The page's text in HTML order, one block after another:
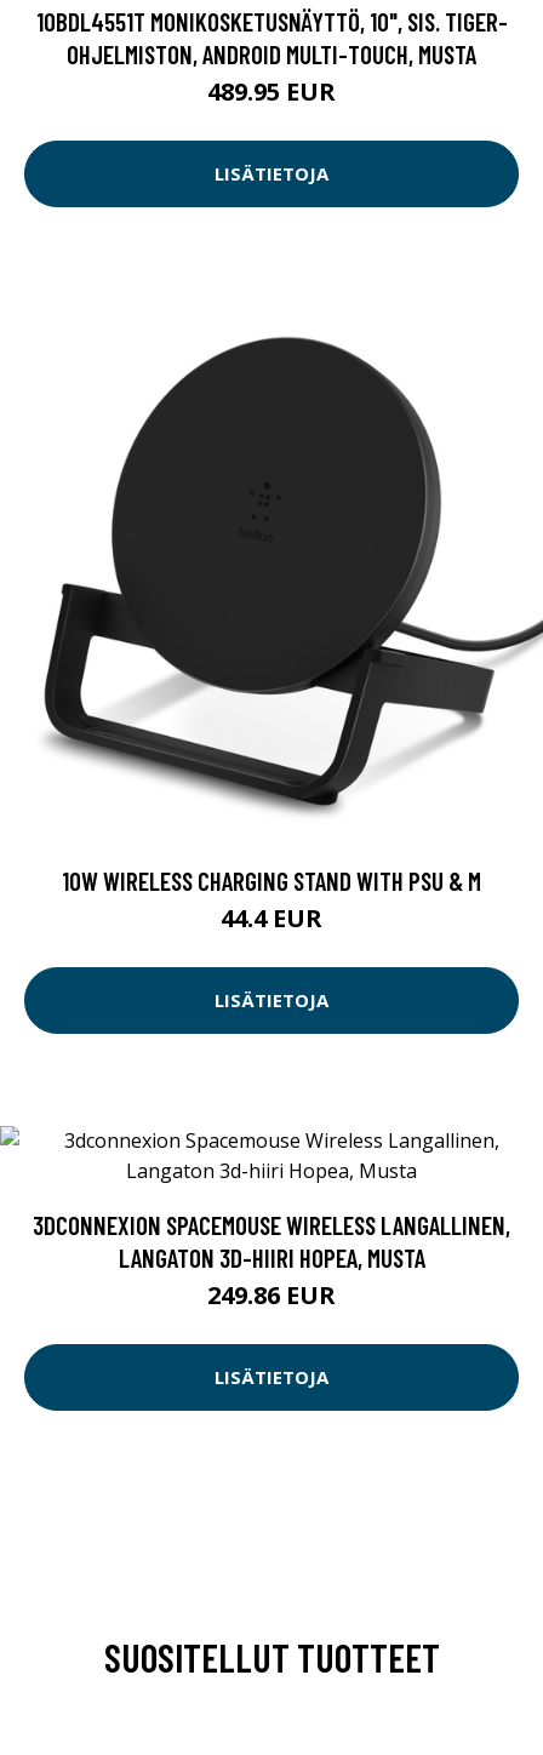
10BDL4551T MONIKOSKETUSNÄYTTÖ, 10", SIS. TIGER-
OHJELMISTON, ANDROID MULTI-TOUCH, MUSTA
489.95 EUR
LISÄTIETOJA
10W WIRELESS CHARGING STAND WITH PSU & M
44.4 EUR
LISÄTIETOJA
3DCONNEXION SPACEMOUSE WIRELESS LANGALLINEN,
LANGATON 3D-HIIRI HOPEA, MUSTA
249.86 EUR
LISÄTIETOJA
SUOSITELLUT TUOTTEET